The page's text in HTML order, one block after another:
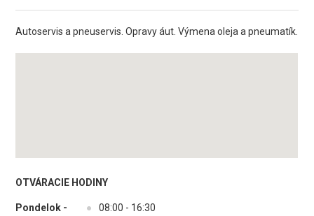
Autoservis a pneuservis. Opravy áut. Výmena oleja a pneumatík.
OTVÁRACIE HODINY
Pondelok -
● 08:00 - 16:30